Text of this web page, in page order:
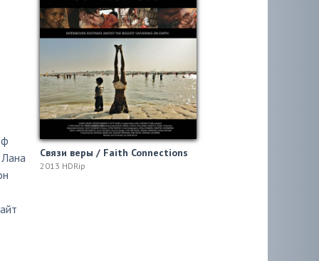
Лана
Связи веры / Faith Connections
2013 HDRip